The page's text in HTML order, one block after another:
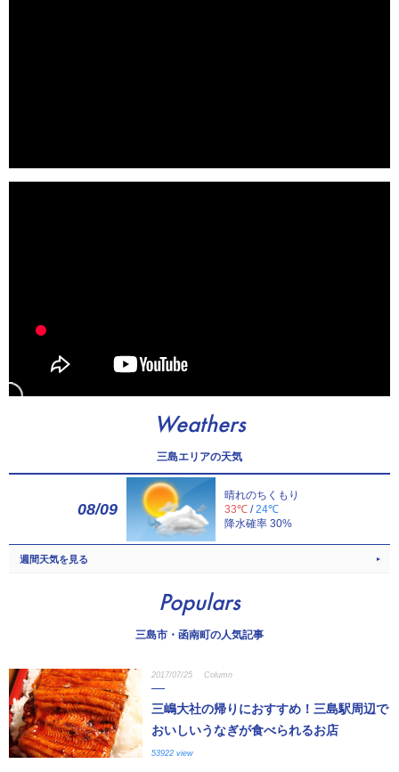
Weathers
三島エリアの天気
08/09
晴れのちくもり
33℃ /24℃
降水確率 30%
週間天気を見る
Populars
三島市・函南町の人気記事
2017/07/25 Column
三嶋大社の帰りにおすすめ！三島駅周辺で
おいしいうなぎが食べられるお店
53922 view